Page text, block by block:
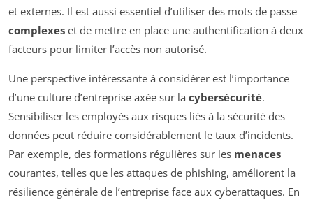
et externes. Il est aussi essentiel d’utiliser des mots de passe
complexes et de mettre en place une authentification à deux
facteurs pour limiter l’accès non autorisé.
Une perspective intéressante à considérer est l’importance
d’une culture d’entreprise axée sur la cybersécurité.
Sensibiliser les employés aux risques liés à la sécurité des
données peut réduire considérablement le taux d’incidents.
Par exemple, des formations régulières sur les menaces
courantes, telles que les attaques de phishing, améliorent la
résilience générale de l’entreprise face aux cyberattaques. En